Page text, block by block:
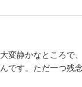
変静かなところで
です。ただ一つ残